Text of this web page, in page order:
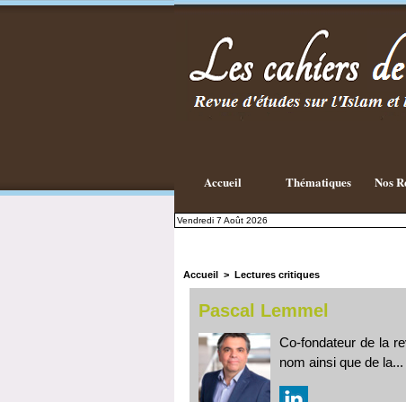
Accueil Thématiques Nos
Vendredi 7 Août 2026
Accueil > Lectures critiques
Pascal Lemmel
Co-fondateur de la
nom ainsi que de la...